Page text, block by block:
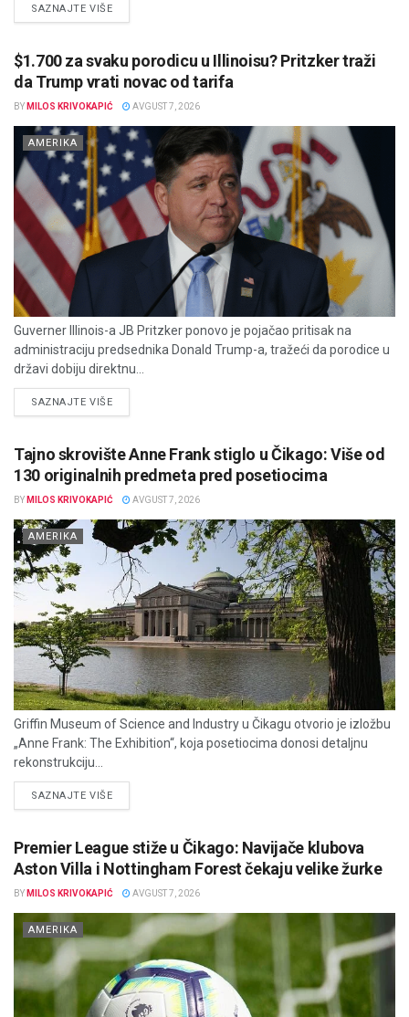
SAZNAJTE VIŠEDETAILS
$1.700 za svaku porodicu u Illinoisu? Pritzker traži
da Trump vrati novac od tarifa
BY MILOS KRIVOKAPIĆ AVGUST 7, 2026
AMERIKA
Guverner Illinois-a JB Pritzker ponovo je pojačao pritisak na
administraciju predsednika Donald Trump-a, tražeći da porodice u
državi dobiju direktnu...
SAZNAJTE VIŠEDETAILS
Tajno skrovište Anne Frank stiglo u Čikago: Više od
130 originalnih predmeta pred posetiocima
BY MILOS KRIVOKAPIĆ AVGUST 7, 2026
AMERIKA
Griffin Museum of Science and Industry u Čikagu otvorio je izložbu
„Anne Frank: The Exhibition“, koja posetiocima donosi detaljnu
rekonstrukciju...
SAZNAJTE VIŠEDETAILS
Premier League stiže u Čikago: Navijače klubova
Aston Villa i Nottingham Forest čekaju velike žurke
BY MILOS KRIVOKAPIĆ AVGUST 7, 2026
AMERIKA